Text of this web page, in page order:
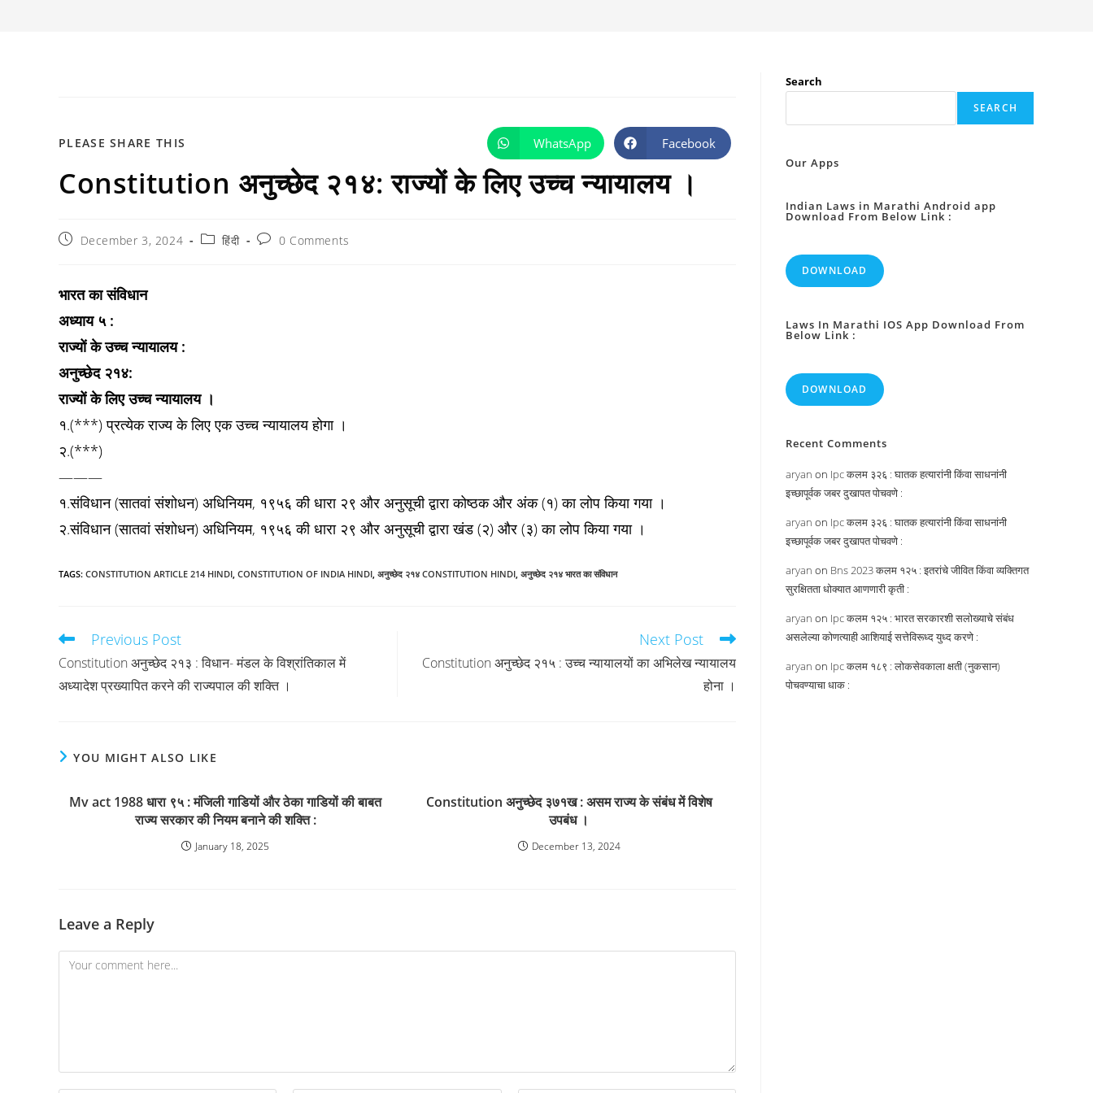
PLEASE SHARE THIS
THIS
Opens
in
new
window
WhatsApp Opens
in
new
window
Facebook
Constitution अनुच्छेद २१४: राज्यों के लिए उच्च न्यायालय ।
PostDecember 3, 2024
Postहिंदी
Post0 Comments
भारत का संविधान
अध्याय ५ :
राज्यों के उच्च न्यायालय :
अनुच्छेद २१४:
राज्यों के लिए उच्च न्यायालय ।
१.(***) प्रत्येक राज्य के लिए एक उच्च न्यायालय होगा ।
२.(***)
———
१.संविधान (सातवां संशोधन) अधिनियम, १९५६ की धारा २९ और अनुसूची द्वारा कोष्ठक और अंक (१) का लोप किया गया ।
२.संविधान (सातवां संशोधन) अधिनियम, १९५६ की धारा २९ और अनुसूची द्वारा खंड (२) और (३) का लोप किया गया ।
TAGS: CONSTITUTION ARTICLE 214 HINDI, CONSTITUTION OF INDIA HINDI, अनुच्छेद २१४ CONSTITUTION HINDI, अनुच्छेद २१४ भारत का संविधान
Read
articles
Previous Post
Constitution अनुच्छेद २१३ : विधान- मंडल के विश्रांतिकाल में
अध्यादेश प्रख्यापित करने की राज्यपाल की शक्ति ।
Next Post
Constitution अनुच्छेद २१५ : उच्च न्यायालयों का अभिलेख न्यायालय
होना ।
YOU MIGHT ALSO LIKE
Mv act 1988 धारा ९५ : मंजिली गाडियों और ठेका गाडियों की बाबत
राज्य सरकार की नियम बनाने की शक्ति :
January 18, 2025
Constitution अनुच्छेद ३७१ख : असम राज्य के संबंध में विशेष
उपबंध ।
December 13, 2024
Leave a Reply
Comment
Search
SEARCH
Our Apps
Indian Laws in Marathi Android app
Download From Below Link :
DOWNLOAD
Laws In Marathi IOS App Download From
Below Link :
DOWNLOAD
Recent Comments
aryan on Ipc कलम ३२६ : घातक हत्यारांनी किंवा साधनांनी
इच्छापूर्वक जबर दुखापत पोचवणे :
aryan on Ipc कलम ३२६ : घातक हत्यारांनी किंवा साधनांनी
इच्छापूर्वक जबर दुखापत पोचवणे :
aryan on Bns 2023 कलम १२५ : इतरांचे जीवित किंवा व्यक्तिगत
सुरक्षितता धोक्यात आणणारी कृती :
aryan on Ipc कलम १२५ : भारत सरकारशी सलोख्याचे संबंध
असलेल्या कोणत्याही आशियाई सत्तेविरूध्द युध्द करणे :
aryan on Ipc कलम १८९ : लोकसेवकाला क्षती (नुकसान)
पोचवण्याचा धाक :